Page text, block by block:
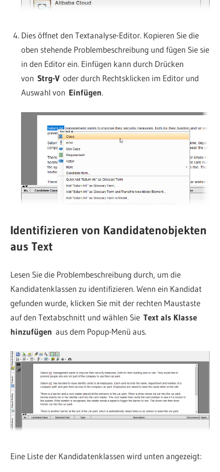
Dies öffnet den Textanalyse-Editor. Kopieren Sie die
oben stehende Problembeschreibung und fügen Sie sie
in den Editor ein. Einfügen kann durch Drücken
von Strg-Voder durch Rechtsklicken im Editor und
Auswahl von Einfügen.
Identifizieren von Kandidatenobjekten
aus Text
Lesen Sie die Problembeschreibung durch, um die
Kandidatenklassen zu identifizieren. Wenn ein Kandidat
gefunden wurde, klicken Sie mit der rechten Maustaste
auf den Textabschnitt und wählen SieText als Klasse
hinzufügen aus dem Popup-Menü aus.
Eine Liste der Kandidatenklassen wird unten angezeigt: